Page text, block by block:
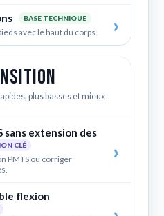
BASE TECHNIQUE
avec le haut du corps.
plus basses et mieux
sans extension des
CLÉ
PMTS ou corriger
flexion